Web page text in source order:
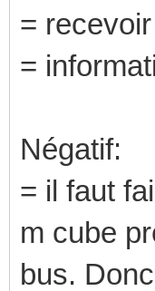
=
=
Négatif:
= il faut
m cube
bus.